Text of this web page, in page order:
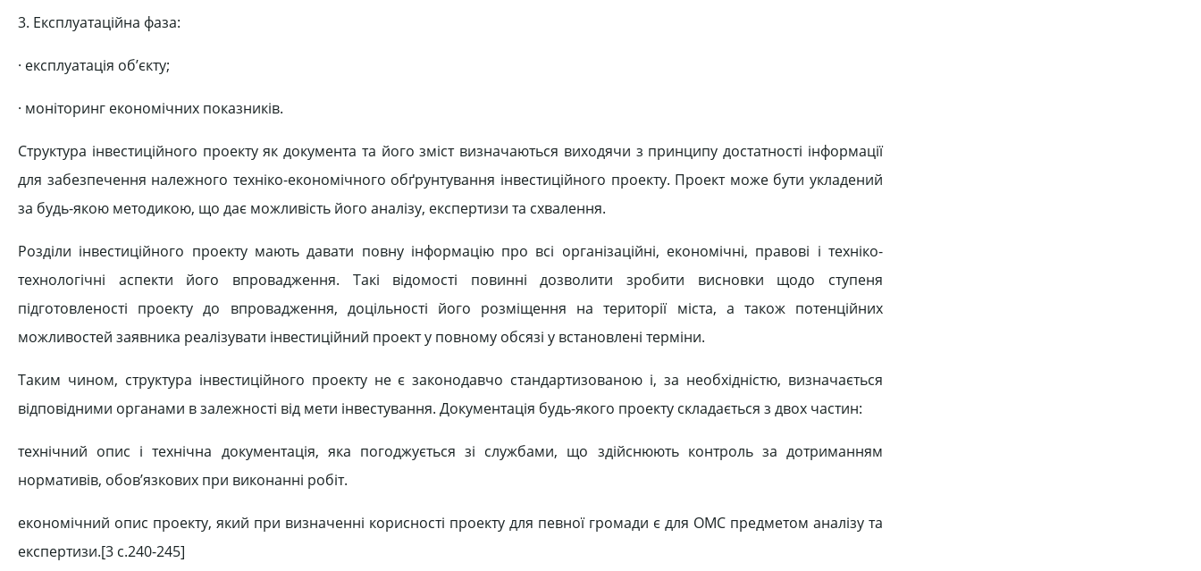
3. Експлуатаційна фаза:
· експлуатація об’єкту;
· моніторинг економічних показників.
Структура інвестиційного проекту як документа та його зміст визначаються виходячи з принципу достатності інформації
для забезпечення належного техніко-економічного обґрунтування інвестиційного проекту. Проект може бути укладений
за будь-якою методикою, що дає можливість його аналізу, експертизи та схвалення.
Розділи інвестиційного проекту мають давати повну інформацію про всі організаційні, економічні, правові і техніко-
технологічні аспекти його впровадження. Такі відомості повинні дозволити зробити висновки щодо ступеня
підготовленості проекту до впровадження, доцільності його розміщення на території міста, а також потенційних
можливостей заявника реалізувати інвестиційний проект у повному обсязі у встановлені терміни.
Таким чином, структура інвестиційного проекту не є законодавчо стандартизованою і, за необхідністю, визначається
відповідними органами в залежності від мети інвестування. Документація будь-якого проекту складається з двох частин:
технічний опис і технічна документація, яка погоджується зі службами, що здійснюють контроль за дотриманням
нормативів, обов’язкових при виконанні робіт.
економічний опис проекту, який при визначенні корисності проекту для певної громади є для ОМС предметом аналізу та
експертизи.[3 c.240-245]